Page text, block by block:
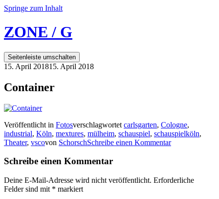
Springe zum Inhalt
ZONE / G
Seitenleiste umschalten
15. April 201815. April 2018
Container
Veröffentlicht in Fotosverschlagwortet carlsgarten, Cologne,
industrial, Köln, mextures, mülheim, schauspiel, schauspielköln,
Theater, vscovon SchorschSchreibe einen Kommentar
Schreibe einen Kommentar
Deine E-Mail-Adresse wird nicht veröffentlicht. Erforderliche
Felder sind mit * markiert